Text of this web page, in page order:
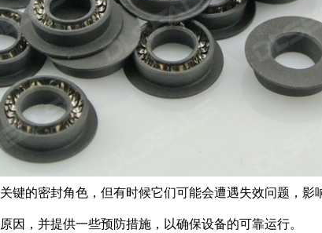
键的密封角色，但有时候它们可能会遭遇失效问题，
因，并提供一些预防措施，以确保设备的可靠运行。